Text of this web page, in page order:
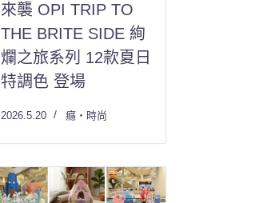
來襲 OPI TRIP TO
THE BRITE SIDE 絢
爛之旅系列 12款夏日
特調色 登場
2026.5.20 癮・時尚